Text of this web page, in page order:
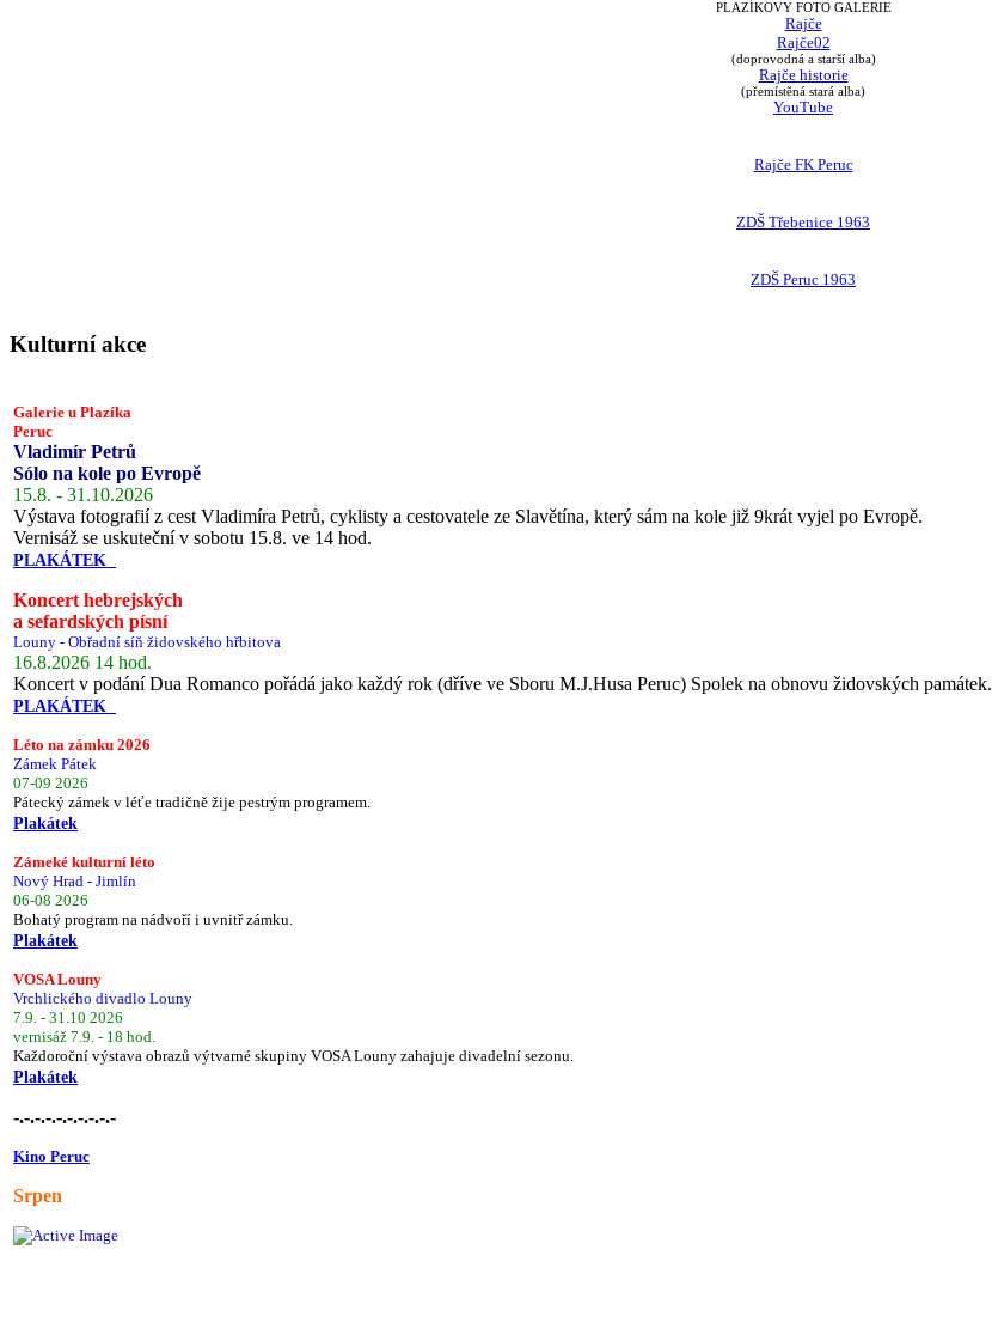
PLAZÍKOVY FOTO GALERIE
Rajče
Rajče02
(doprovodná a starší alba)
Rajče historie
(přemístěná stará alba)
YouTube
Rajče FK Peruc
ZDŠ Třebenice 1963
ZDŠ Peruc 1963
Kulturní akce
Galerie u Plazíka
Peruc
Vladimír Petrů
Sólo na kole po Evropě
15.8. - 31.10.2026
Výstava fotografií z cest Vladimíra Petrů, cyklisty a cestovatele ze Slavětína, který sám na kole již 9krát vyjel po Evropě.
Vernisáž se uskuteční v sobotu 15.8. ve 14 hod.
PLAKÁTEK
Koncert hebrejských
a sefardských písní
Louny - Obřadní síň židovského hřbitova
16.8.2026 14 hod.
Koncert v podání Dua Romanco pořádá jako každý rok (dříve ve Sboru M.J.Husa Peruc) Spolek na obnovu židovských památek.
PLAKÁTEK
Léto na zámku 2026
Zámek Pátek
07-09 2026
Pátecký zámek v léťe tradičně žije pestrým programem.
Plakátek
Zámeké kulturní léto
Nový Hrad - Jimlín
06-08 2026
Bohatý program na nádvoří i uvnitř zámku.
Plakátek
VOSA Louny
Vrchlického divadlo Louny
7.9. - 31.10 2026
vernisáž 7.9. - 18 hod.
Každoroční výstava obrazů výtvarné skupiny VOSA Louny zahajuje divadelní sezonu.
Plakátek
-.-.-.-.-.-.-.-.-.-
Kino Peruc
Srpen